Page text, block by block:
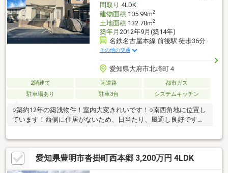
間取り 4LDK
建物面積105.99m2
土地面積132.78m2
築年月 2012年9月(築14年)
名鉄名古屋本線 前後駅 徒歩36分
その他の交通
愛知県大府市北崎町４
2階建て 南道路
都市ガス
駐車場あり
駐車3台 システムキッチン
○築約12年の築浅物件！室内大変きれいです！○南西角地に位置し
ています！西側に住居がないため、日当たり、風通し良好です！
る)交通量も少ないため、駐車もラクラクです！○1台分のカーポー
ト設置しております！雨の日の荷物の搬入もラクラクです！○
広々4LDK！ 各部屋大変広々しており、ゆったりとお過ごしいた
だけます！○土地面積40坪超です！敷地を広くご利用可能です！○
愛知県豊明市沓掛町西本郷 3,200万円 4LDK